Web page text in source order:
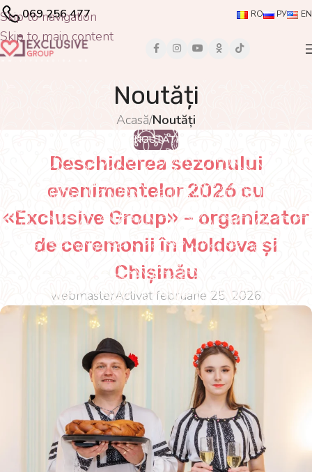
Skip to navigation
Skip to main content
069 256 477 RO РУ EN
Noutăți
Acasă/Noutăți
NOUTĂȚI
Deschiderea sezonului
evenimentelor 2026 cu
«Exclusive Group» – organizator
de ceremonii în Moldova și
Chișinău
webmasterActivat februarie 25, 2026